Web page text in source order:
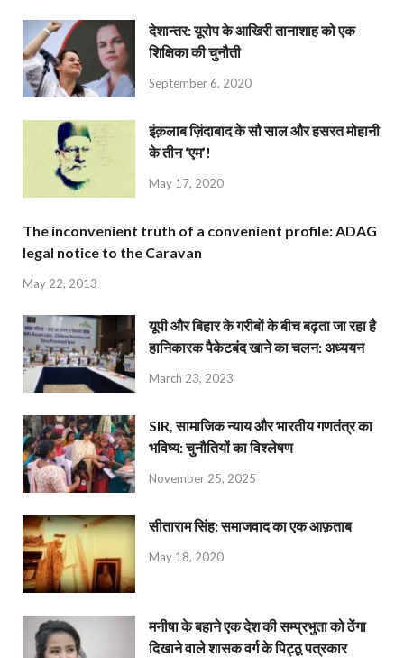
देशान्‍तर: यूरोप के आखिरी तानाशाह को एक
शिक्षिका की चुनौती
September 6, 2020
इंक़लाब ज़िंदाबाद के सौ साल और हसरत मोहानी
के तीन ‘एम’!
May 17, 2020
The inconvenient truth of a convenient profile: ADAG
legal notice to the Caravan
May 22, 2013
यूपी और बिहार के गरीबों के बीच बढ़ता जा रहा है
हानिकारक पैकेटबंद खाने का चलन: अध्ययन
March 23, 2023
SIR, सामाजिक न्याय और भारतीय गणतंत्र का
भविष्य: चुनौतियों का विश्लेषण
November 25, 2025
सीताराम सिंह: समाजवाद का एक आफ़ताब
May 18, 2020
मनीषा के बहाने एक देश की सम्प्रभुता को ठेंगा
दिखाने वाले शासक वर्ग के पिट्ठू पत्रकार